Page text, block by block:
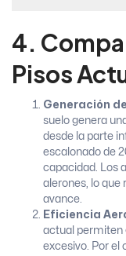
4.
Pisos
Generación
suelo genera
desde la parte
escalonado de
capacidad. Los
alerones, lo que
avance.
Eficiencia
actual permiten
excesivo. Por el